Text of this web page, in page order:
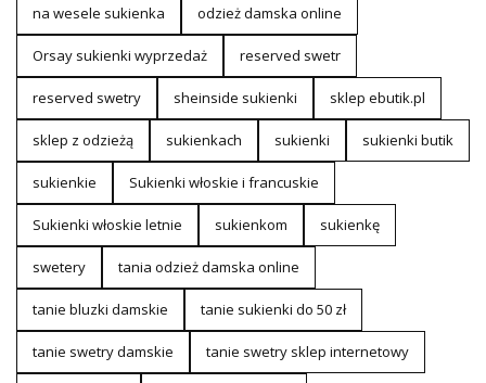
na wesele sukienka odzież damska online
Orsay sukienki wyprzedaż reserved swetr
reserved swetry sheinside sukienki sklep ebutik.pl
sklep z odzieżą sukienkach sukienki sukienki butik
sukienkie Sukienki włoskie i francuskie
Sukienki włoskie letnie sukienkom sukienkę
swetery tania odzież damska online
tanie bluzki damskie tanie sukienki do 50 zł
tanie swetry damskie tanie swetry sklep internetowy